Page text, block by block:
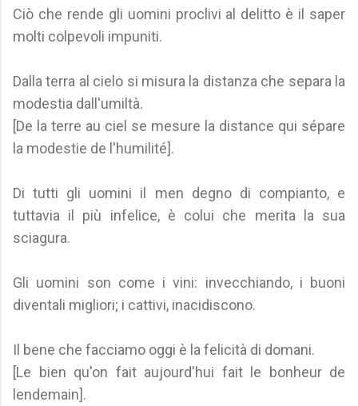
Ciò che rende gli uomini proclivi al delitto è il saper
molti colpevoli impuniti.
Dalla terra al cielo si misura la distanza che separa la
modestia dall'umiltà.
[De la terre au ciel se mesure la distance qui sépare
la modestie de l'humilité].
Di tutti gli uomini il men degno di compianto, e
tuttavia il più infelice, è colui che merita la sua
sciagura.
Gli uomini son come i vini: invecchiando, i buoni
diventali migliori; i cattivi, inacidiscono.
Il bene che facciamo oggi è la felicità di domani.
[Le bien qu'on fait aujourd'hui fait le bonheur de
lendemain].